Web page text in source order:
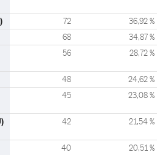
72 36,92 %
68 34,87 %
56 28,72 %
48 24,62 %
45 23,08 %
42 21,54 %
40 20,51 %